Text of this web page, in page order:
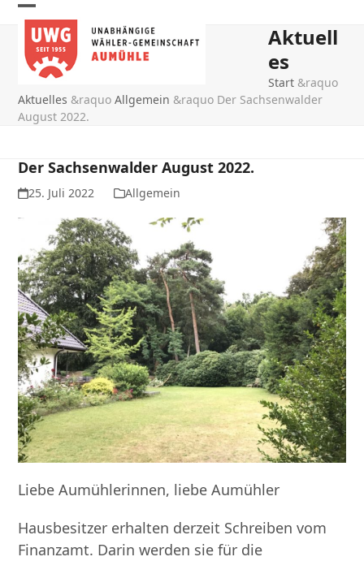
Skip
content
Open
mobile
menu
Close
mobile
menu
Aktuell
es
Start &raquo
Aktuelles &raquoAllgemein &raquo Der Sachsenwalder
August 2022.
Der Sachsenwalder August 2022.
25. Juli 2022 Allgemein
Liebe Aumühlerinnen, liebe Aumühler
Hausbesitzer erhalten derzeit Schreiben vom
Finanzamt. Darin werden sie für die